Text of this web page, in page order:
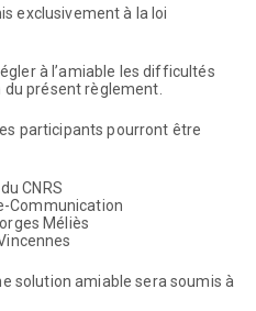
exclusivement à la loi
à l’amiable les difficultés
du présent règlement.
participants pourront être
CNRS
Communication
Méliès
solution amiable sera soumis à